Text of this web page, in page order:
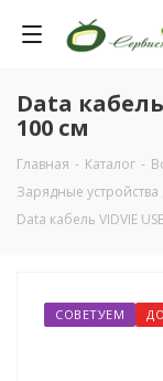
Data
100 см
Главная - Каталог -
Зарядные
Data кабель VIDVIE
СОВЕТУЕМ